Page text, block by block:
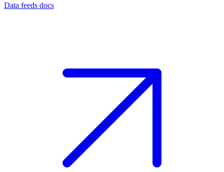
Data feeds docs